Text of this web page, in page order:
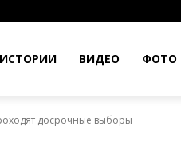
ИСТОРИИ ВИДЕО ФОТО
досрочные выборы